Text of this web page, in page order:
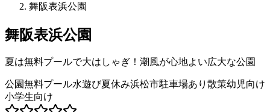
舞阪表浜公園
舞阪表浜公園
夏は無料プールで大はしゃぎ！潮風が心地よい広大な公園
公園無料プール水遊び夏休み浜松市駐車場あり 散策幼児向け
小学生向け